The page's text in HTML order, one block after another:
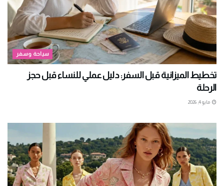
سياحة وسفر
تخطيط الميزانية قبل السفر: دليل عملي للنساء قبل حجز
الرحلة
مايو 4, 2026